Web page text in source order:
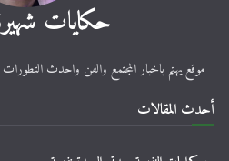
حكايات
موقع يهتم باخبار المجتمع والفن واحدث التطورات
أحدث المقالات